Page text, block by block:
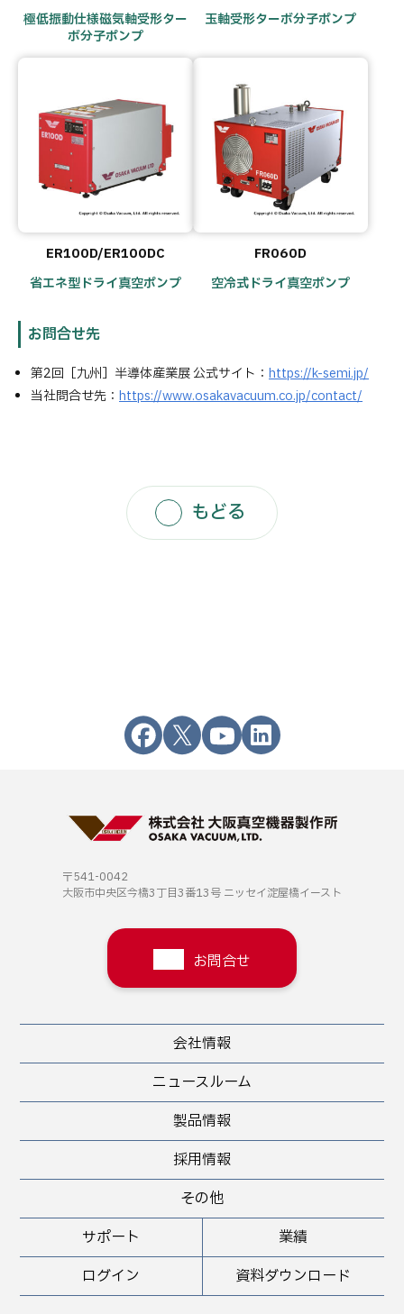
極低振動仕様磁気軸受形ター
ボ分子ポンプ
玉軸受形ターボ分子ポンプ
ER100D/ER100DC
省エネ型ドライ真空ポンプ
FR060D
空冷式ドライ真空ポンプ
お問合せ先
第2回［九州］半導体産業展 公式サイト： https://k-semi.jp/
当社問合せ先： https://www.osakavacuum.co.jp/contact/
もどる
〒541-0042
大阪市中央区今橋3丁目3番13号 ニッセイ淀屋橋イースト
お問合せ
会社情報
ニュースルーム
製品情報
サポート 業績
採用情報
ログイン 資料ダウンロード
その他